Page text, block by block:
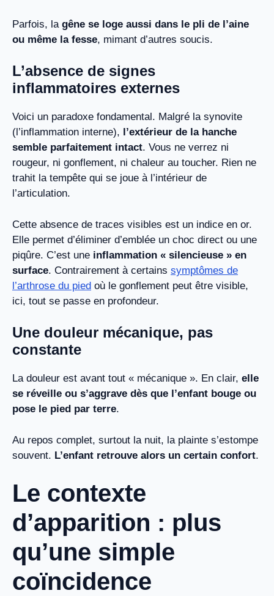
Parfois, la gêne se loge aussi dans le pli de l’aine
ou même la fesse, mimant d’autres soucis.
L’absence de signes
inflammatoires externes
Voici un paradoxe fondamental. Malgré la synovite
(l’inflammation interne),
l’extérieur de la hanche
semble parfaitement intact. Vous ne verrez ni
rougeur, ni gonflement, ni chaleur au toucher. Rien ne
trahit la tempête qui se joue à l’intérieur de
l’articulation.
Cette absence de traces visibles est un indice en or.
Elle permet d’éliminer d’emblée un choc direct ou une
piqûre. C’est une inflammation « silencieuse » en
surface. Contrairement à certains symptômes de
l’arthrose du pied où le gonflement peut être visible,
ici, tout se passe en profondeur.
Une douleur mécanique, pas
constante
La douleur est avant tout « mécanique ». En clair, elle
se réveille ou s’aggrave dès que l’enfant bouge ou
pose le pied par terre.
Au repos complet, surtout la nuit, la plainte s’estompe
souvent. L’enfant retrouve alors un certain confort.
Le contexte
d’apparition : plus
qu’une simple
coïncidence